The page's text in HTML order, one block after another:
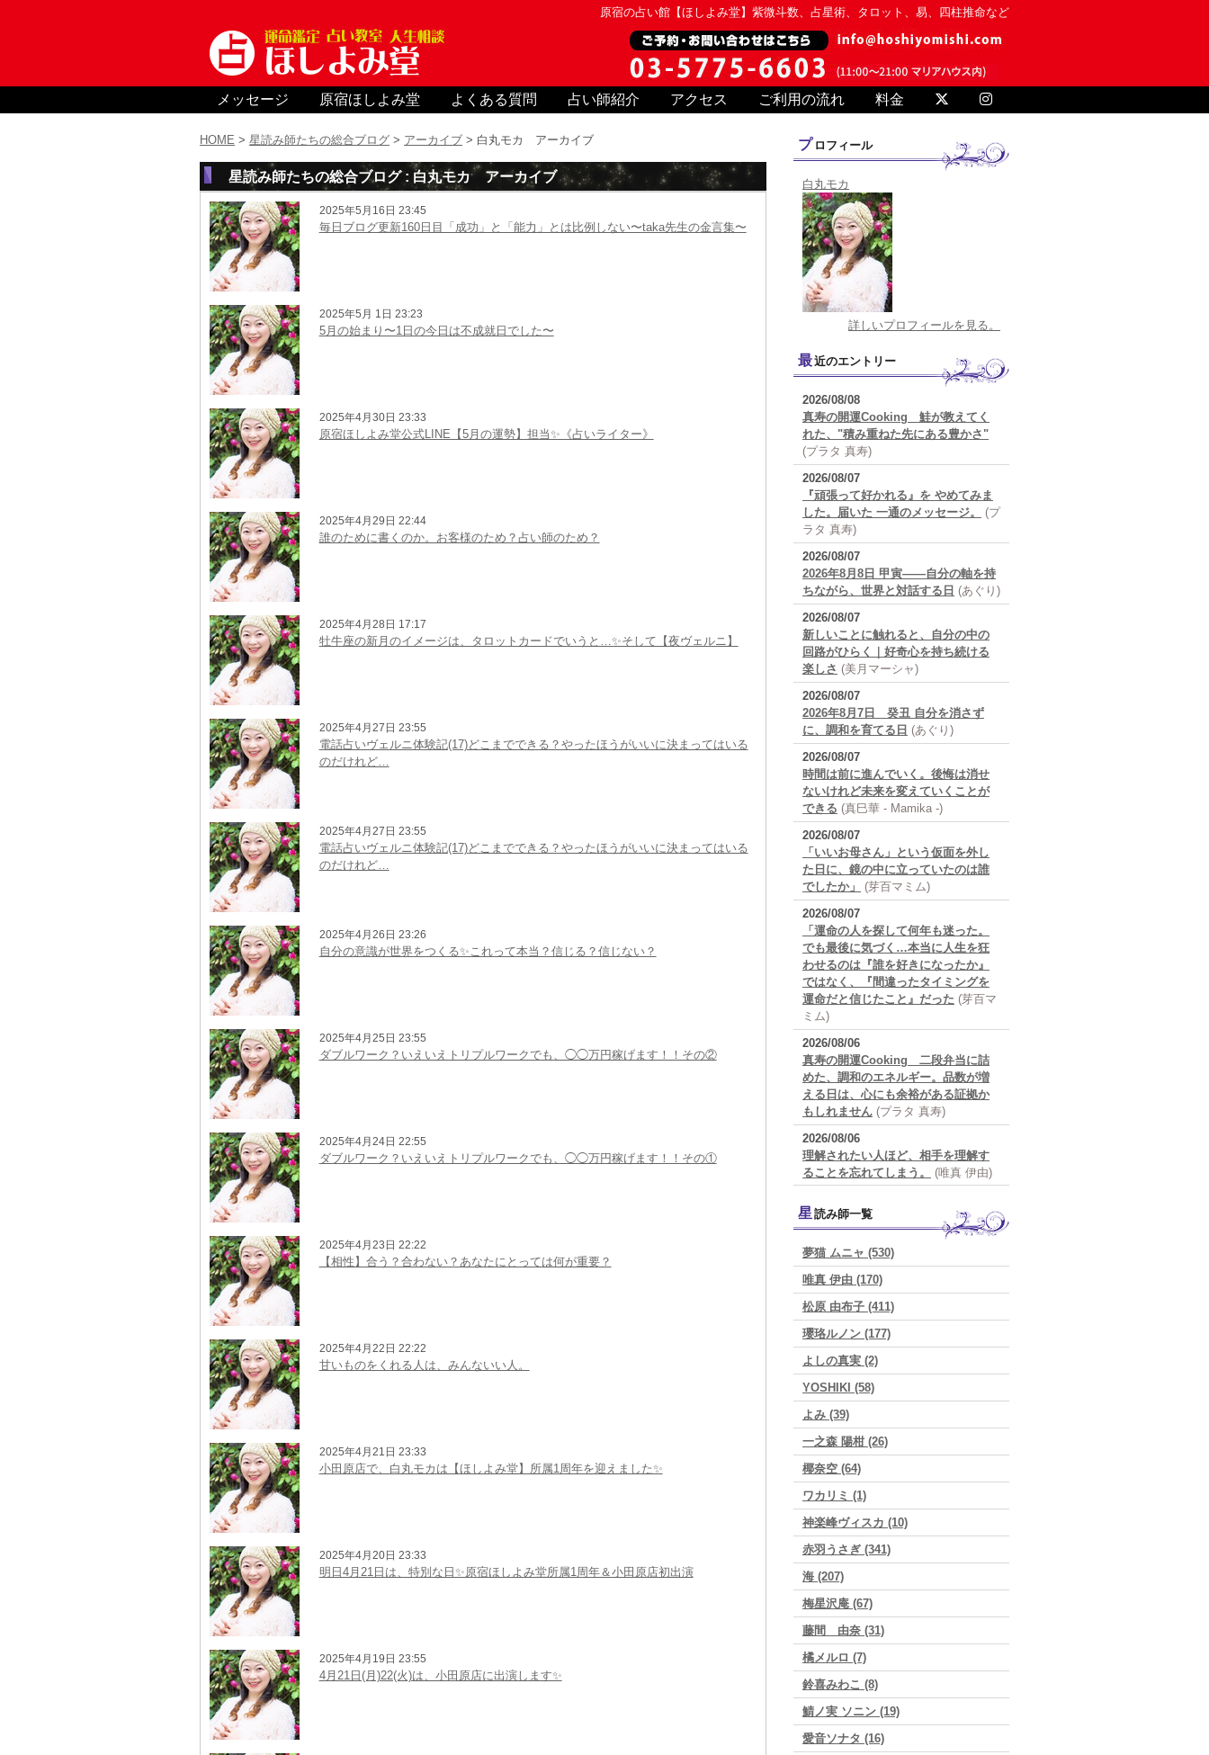
原宿の占い館【ほしよみ堂】紫微斗数、占星術、タロット、易、四柱推命など
メッセージ 原宿ほしよみ堂 よくある質問 占い師紹介 アクセス ご利用の流れ 料金
HOME > 星読み師たちの総合ブログ > アーカイブ > 白丸モカ アーカイブ
星読み師たちの総合ブログ : 白丸モカ アーカイブ
2025年5月16日 23:45
毎日ブログ更新160日目「成功」と「能力」とは比例しない〜taka先生の金言集〜
2025年5月 1日 23:23
5月の始まり〜1日の今日は不成就日でした〜
2025年4月30日 23:33
原宿ほしよみ堂公式LINE【5月の運勢】担当✨《占いライター》
2025年4月29日 22:44
誰のために書くのか。お客様のため？占い師のため？
2025年4月28日 17:17
牡牛座の新月のイメージは、タロットカードでいうと…✨そして【夜ヴェルニ】
2025年4月27日 23:55
電話占いヴェルニ体験記(17)どこまでできる？やったほうがいいに決まってはいる
のだけれど…
2025年4月27日 23:55
電話占いヴェルニ体験記(17)どこまでできる？やったほうがいいに決まってはいる
のだけれど…
2025年4月26日 23:26
自分の意識が世界をつくる✨これって本当？信じる？信じない？
2025年4月25日 23:55
ダブルワーク？いえいえトリプルワークでも、◯◯万円稼げます！！その②
2025年4月24日 22:55
ダブルワーク？いえいえトリプルワークでも、◯◯万円稼げます！！その①
2025年4月23日 22:22
【相性】合う？合わない？あなたにとっては何が重要？
2025年4月22日 22:22
甘いものをくれる人は、みんないい人。
2025年4月21日 23:33
小田原店で、白丸モカは【ほしよみ堂】所属1周年を迎えました✨
2025年4月20日 23:33
明日4月21日は、特別な日✨原宿ほしよみ堂所属1周年＆小田原店初出演
2025年4月19日 23:55
4月21日(月)22(火)は、小田原店に出演します✨
プロフィール
白丸モカ
詳しいプロフィールを見る。
最近のエントリー
2026/08/08
真寿の開運Cooking 鮭が教えてく
れた、"積み重ねた先にある豊かさ"
(プラタ 真寿)
2026/08/07
『頑張って好かれる』を やめてみま
した。届いた 一通のメッセージ。
(プ
ラタ 真寿)
2026/08/07
2026年8月8日 甲寅――自分の軸を持
ちながら、世界と対話する日 (あぐり)
2026/08/07
新しいことに触れると、自分の中の
回路がひらく｜好奇心を持ち続ける
楽しさ (美月マーシャ)
2026/08/07
2026年8月7日 癸丑 自分を消さず
に、調和を育てる日 (あぐり)
2026/08/07
時間は前に進んでいく。後悔は消せ
ないけれど未来を変えていくことが
できる (真巳華 - Mamika -)
2026/08/07
「いいお母さん」という仮面を外し
た日に、鏡の中に立っていたのは誰
でしたか」
(芽百マミム)
2026/08/07
「運命の人を探して何年も迷った。
でも最後に気づく…本当に人生を狂
わせるのは『誰を好きになったか』
ではなく、『間違ったタイミングを
運命だと信じたこと』だった (芽百マ
ミム)
2026/08/06
真寿の開運Cooking 二段弁当に詰
めた、調和のエネルギー。品数が増
える日は、心にも余裕がある証拠か
もしれません (プラタ 真寿)
2026/08/06
理解されたい人ほど、相手を理解す
ることを忘れてしまう。
(唯真 伊由)
星読み師一覧
夢猫 ムニャ (530)
唯真 伊由 (170)
松原 由布子 (411)
瓔珞ルノン (177)
よしの真実 (2)
YOSHIKI (58)
よみ (39)
一之森 陽柑 (26)
椰奈空 (64)
ワカリミ (1)
神楽峰ヴィスカ (10)
赤羽うさぎ (341)
海 (207)
梅星沢庵 (67)
藤間 由奈 (31)
橘メルロ (7)
鈴喜みわこ (8)
鯖ノ実 ソニン (19)
愛音ソナタ (16)